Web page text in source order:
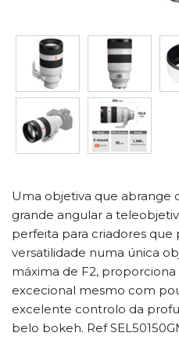
Uma objetiva que abrange
grande angular a
perfeita para criadores que
versatilidade numa única
máxima de F2,
excecional mesmo com
excelente controlo da
belo bokeh. Ref